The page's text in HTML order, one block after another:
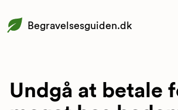
Begravelsesguiden.dk
Undgå at betale